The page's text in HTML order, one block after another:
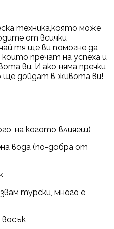
техника,която може
от всички
тя ще ви помогне да
които пречат на успеха и
ви. И ако няма пречки
ще дойдат в живота ви!
на когото влияеш)
вода (по-добра от
турски, много е
восък